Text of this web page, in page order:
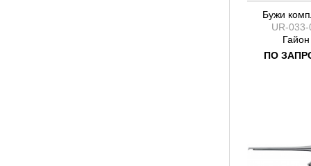
Бужи
UR-033-
Гайон
ПО